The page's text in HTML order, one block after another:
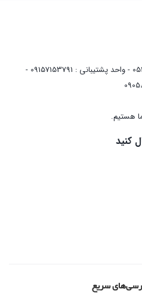
واحد پشتیبانی مشتریان : 05135092741 - واحد پشتیبانی : 09157153791 -
کنید
سریع